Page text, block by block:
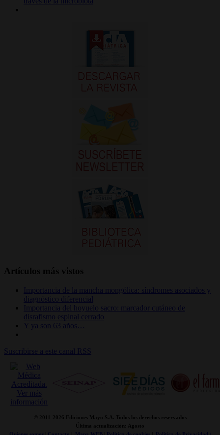
Artículos más vistos
Importancia de la mancha mongólica: síndromes asociados y
diagnóstico diferencial
Importancia del hoyuelo sacro: marcador cutáneo de
disrafismo espinal cerrado
Y ya son 63 años…
Suscribirse a este canal RSS
© 2011- 2026 Ediciones Mayo S.A. Todos los derechos reservados
Última actualización: Agosto